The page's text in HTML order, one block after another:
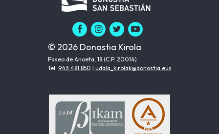
© 2026 Donostia Kirola
Paseo de Anoeta, 18 (C.P. 20014)
Tel: 943 481 850 | udala_kirolak@donostia.eus